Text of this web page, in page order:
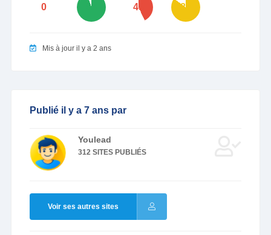
0 95 43 85
Mis à jour il y a 2 ans
Publié il y a 7 ans par
Youlead
312 SITES PUBLIÉS
Voir ses autres sites